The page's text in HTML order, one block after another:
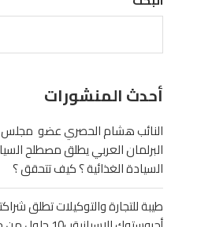
أحدث المنشورات
النائب هشام الحصري عضو مجلس
البرلمان العربي يطلق مصطلح
السيادة الغذائية ؟ كيف تتحقق ؟
طيبة للتجارة والتوكيلات تطلق